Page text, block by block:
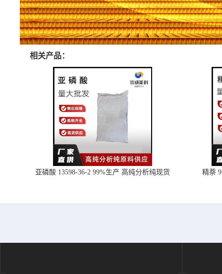
相关产品：
亚磷酸 13598-36-2 99%生产 高纯分析纯现货 精萘